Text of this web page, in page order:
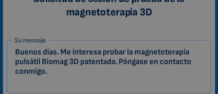
magnetoterapia 3D
1-
ES
Zákazník
Su mensaje